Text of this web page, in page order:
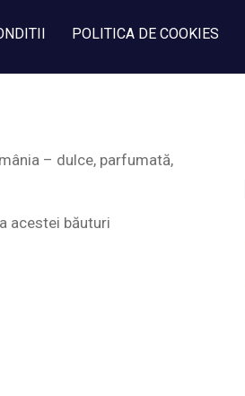
POLITICA DE COOKIES
– dulce, parfumată,
acestei băuturi